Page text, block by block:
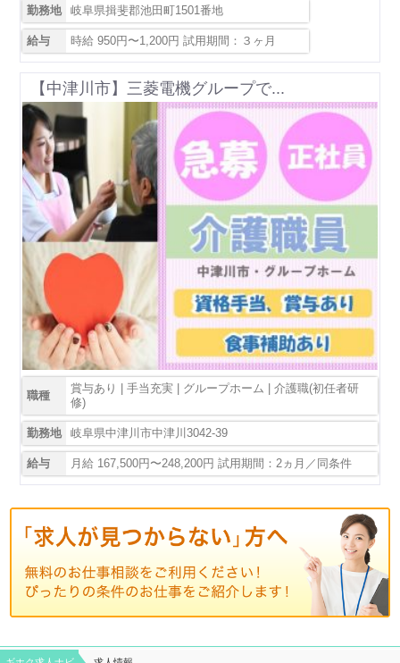
勤務地 岐阜県揖斐郡池田町1501番地
給与 時給 950円〜1,200円 試用期間：３ヶ月
【中津川市】三菱電機グループで...
職種
賞与あり | 手当充実 | グループホーム | 介護職(初任者研
修)
勤務地 岐阜県中津川市中津川3042-39
給与 月給 167,500円〜248,200円 試用期間：2ヵ月／同条件